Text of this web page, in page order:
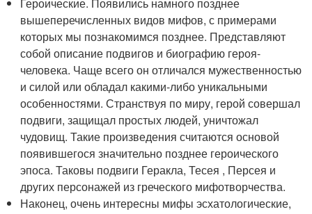
вышеперечисленных видов мифов, с примерами
которых мы познакомимся позднее. Представляют
собой описание подвигов и биографию героя-
человека. Чаще всего он отличался мужественностью
и силой или обладал какими-либо уникальными
особенностями. Странствуя по миру, герой совершал
подвиги, защищал простых людей, уничтожал
чудовищ. Такие произведения считаются основой
появившегося значительно позднее героического
эпоса. Таковы подвиги Геракла, Тесея , Персея и
других персонажей из греческого мифотворчества.
Наконец, очень интересны мифы эсхатологические,